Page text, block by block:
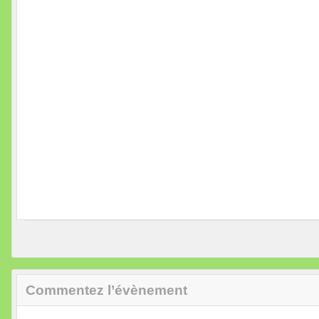
Commentez l’évènement